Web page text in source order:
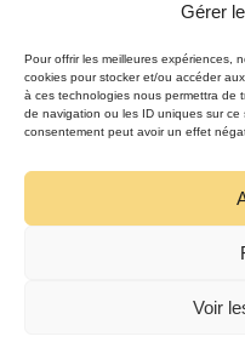
Gérer
Pour offrir les meilleures expériences,
cookies pour stocker et/ou accéder
à ces technologies nous permettra de
de navigation ou les ID uniques sur
consentement peut avoir un effet
Voir